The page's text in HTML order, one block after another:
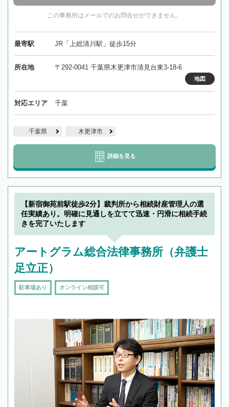
この事務所はメールでのお問合せができません。
最寄駅 JR「上総清川駅」徒歩15分
所在地 〒292-0041 千葉県木更津市清見台東3-18-6
地図
対応エリア 千葉
千葉県 木更津市
詳細を見る
【新宿御苑前駅徒歩2分】裁判所から相続財産管理人の選
任実績あり。明確に見通しを立てて迅速・円滑に相続手続
きを完了いたします
アートグラム総合法律事務所（弁護士
足立正）
駐車場あり オンライン相談可